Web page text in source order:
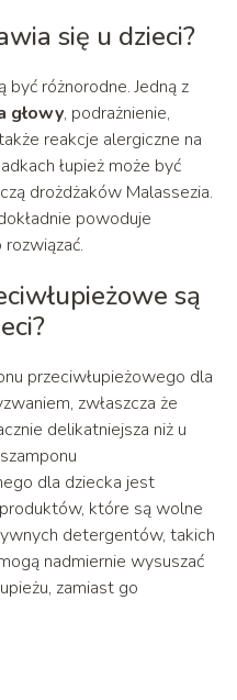
się u dzieci?
być różnorodne. Jedną z
głowy, podrażnienie,
reakcje alergiczne na
łupież może być
drożdżaków Malassezia.
powoduje
są
przeciwłupieżowego dla
zwłaszcza że
delikatniejsza niż u
dla dziecka jest
które są wolne
detergentów, takich
nadmiernie wysuszać
zamiast go